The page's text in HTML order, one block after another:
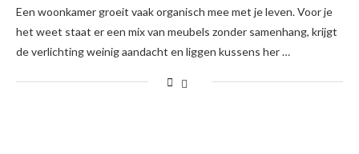
Een woonkamer groeit vaak organisch mee met je leven. Voor je
het weet staat er een mix van meubels zonder samenhang, krijgt
de verlichting weinig aandacht en liggen kussens her …